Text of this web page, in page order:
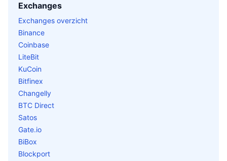
Exchanges
Exchanges overzicht
Binance
Coinbase
LiteBit
KuCoin
Bitfinex
Changelly
BTC Direct
Satos
Gate.io
BiBox
Blockport